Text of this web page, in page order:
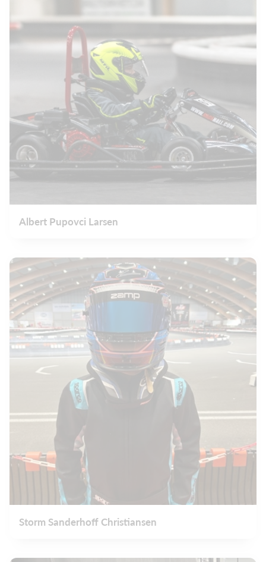
Albert Pupovci Larsen
Storm Sanderhoff Christiansen